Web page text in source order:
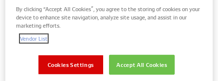
Per fare ciò, DENSO dovrà mettere in atto tre diverse
iniziative volte a massimizzare i concetti di “green” e
“peace of mind”, che le consentiranno di poter creare
valore aggiunto per una clientela più diversificata.
Il contributo all' “evoluzione della mobilità”
By clicking “Accept All Cookies”, you agree to the storing of cookies on your
device to enhance site navigation, analyze site usage, and assist in our
marketing efforts.
Vendor List
Accept All Cookies
Cookies Settings